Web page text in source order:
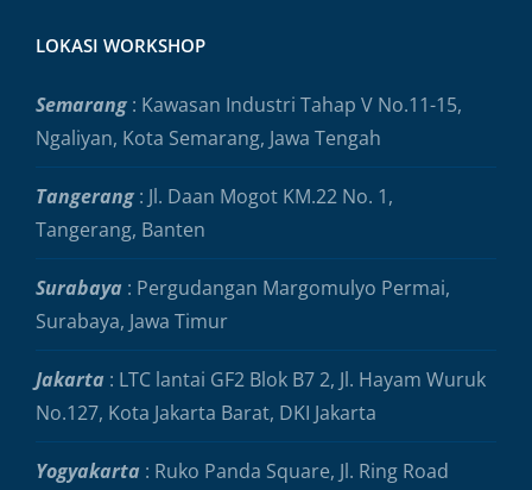
LOKASI WORKSHOP
Semarang : Kawasan Industri Tahap V No.11-15,
Ngaliyan, Kota Semarang, Jawa Tengah
Tangerang : Jl. Daan Mogot KM.22 No. 1,
Tangerang, Banten
Surabaya : Pergudangan Margomulyo Permai,
Surabaya, Jawa Timur
Jakarta : LTC lantai GF2 Blok B7 2, Jl. Hayam Wuruk
No.127, Kota Jakarta Barat, DKI Jakarta
Yogyakarta : Ruko Panda Square, Jl. Ring Road